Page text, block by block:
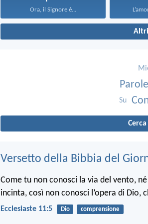
Ora, il Signore è...
Parole
Su
Versetto della Bibbia del
Come tu non conosci la via del vento,
incinta, così non conosci l’opera di Dio,
Ecclesiaste 11:5 Dio comprensione